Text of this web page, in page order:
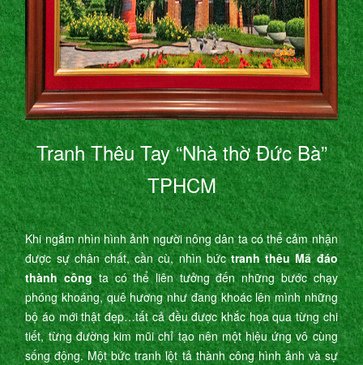
Tranh Thêu Tay “Nhà thờ Đức Bà”
TPHCM
Khi ngắm nhìn hình ảnh người nông dân ta có thể cảm nhận
được sự chân chất, cần cù, nhìn bứctranh thêu Mã đáo
thành côngta có thể liên tưởng đến những bước chạy
phóng khoáng, quê hương như đang khoác lên mình những
bộ áo mới thật đẹp…tất cả đều được khắc họa qua từng chi
tiết, từng đường kim mũi chỉ tạo nên một hiệu ứng vô cùng
sống động. Một bức tranh lột tả thành công hình ảnh và sự